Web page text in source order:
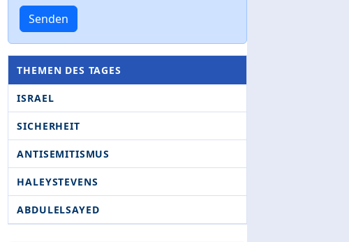
Senden
THEMEN DES TAGES
ISRAEL
SICHERHEIT
ANTISEMITISMUS
HALEYSTEVENS
ABDULELSAYED